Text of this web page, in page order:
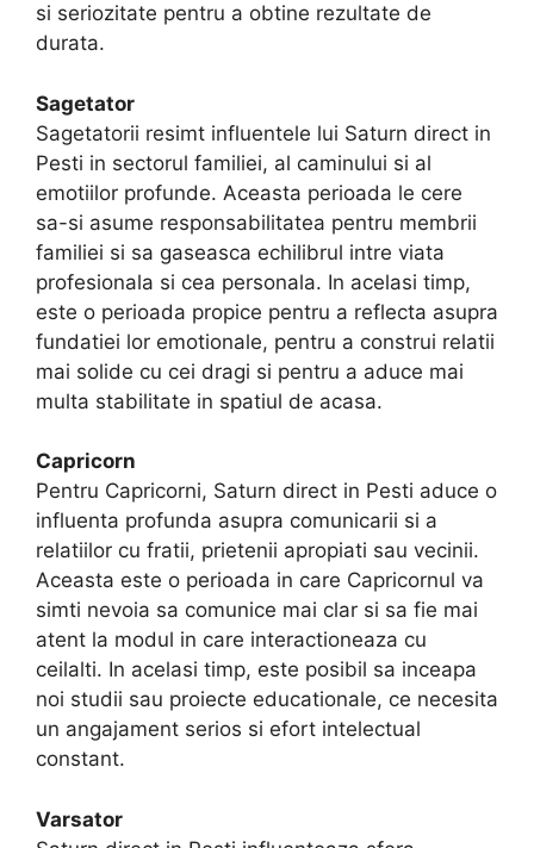
si seriozitate pentru a obtine rezultate de
durata.
Sagetator
Sagetatorii resimt influentele lui Saturn direct in
Pesti in sectorul familiei, al caminului si al
emotiilor profunde. Aceasta perioada le cere
sa-si asume responsabilitatea pentru membrii
familiei si sa gaseasca echilibrul intre viata
profesionala si cea personala. In acelasi timp,
este o perioada propice pentru a reflecta asupra
fundatiei lor emotionale, pentru a construi relatii
mai solide cu cei dragi si pentru a aduce mai
multa stabilitate in spatiul de acasa.
Capricorn
Pentru Capricorni, Saturn direct in Pesti aduce o
influenta profunda asupra comunicarii si a
relatiilor cu fratii, prietenii apropiati sau vecinii.
Aceasta este o perioada in care Capricornul va
simti nevoia sa comunice mai clar si sa fie mai
atent la modul in care interactioneaza cu
ceilalti. In acelasi timp, este posibil sa inceapa
noi studii sau proiecte educationale, ce necesita
un angajament serios si efort intelectual
constant.
Varsator